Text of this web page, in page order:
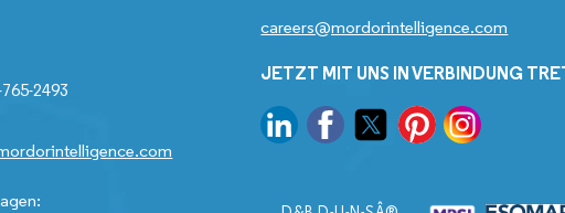
2493
careers@mordorintelligence.com
JETZT MIT UNS IN VERBINDUNG